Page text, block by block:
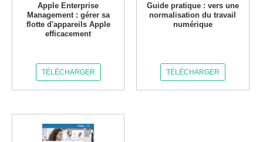
Apple Enterprise
Management : gérer sa
flotte d'appareils Apple
efficacement
TÉLÉCHARGER
Guide pratique : vers une
normalisation du travail
numérique
TÉLÉCHARGER